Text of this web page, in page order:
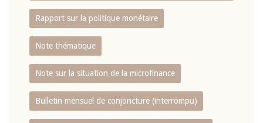
Rapport sur la politique monétaire
Note thématique
Note sur la situation de la microfinance
Bulletin mensuel de conjoncture (interrompu)